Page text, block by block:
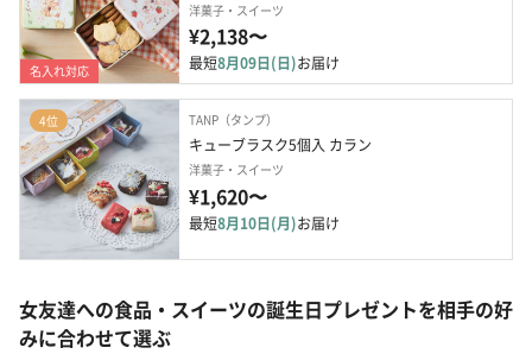
名入れ対応
洋菓子・スイーツ
¥2,138〜
最短8月09日(日)お届け
4位 TANP（タンプ）
キューブラスク5個入 カラン
洋菓子・スイーツ
¥1,620〜
最短8月10日(月)お届け
女友達への食品・スイーツの誕生日プレゼントを相手の好
みに合わせて選ぶ